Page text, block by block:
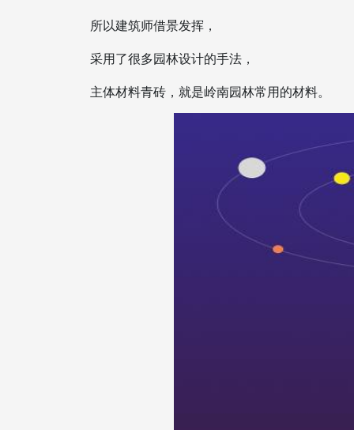
所以建筑师借景发挥，
采用了很多园林设计的手法，
主体材料青砖，就是岭南园林常用的材料。